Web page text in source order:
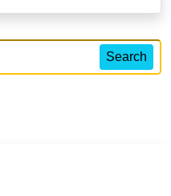
Search